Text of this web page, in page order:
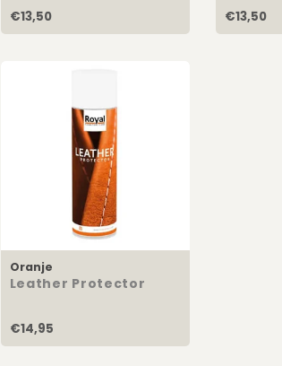
€13,50 €13,50
Oranje
Leather Protector
€14,95